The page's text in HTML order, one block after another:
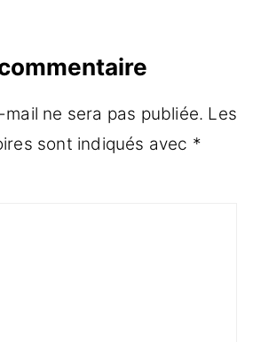
ne sera pas publiée. Les
sont indiqués avec *